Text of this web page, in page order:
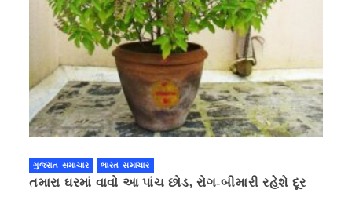
ગુજરાત સમાચાર ભારત સમાચાર
તમારા ઘરમાં વાવો આ પાંચ છોડ, રોગ-બીમારી રહેશે દૂર